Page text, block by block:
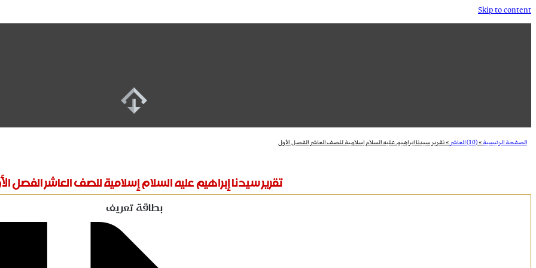
Skip to content
الصفحة الرئيسية»(10) العاشر »تقرير سيدنا إبراهيم عليه السلام إسلامية للصف العاشر الفصل الأول
تقرير سيدنا إبراهيم عليه السلام إسلامية للصف العاشر الفصل
بطاقة تعريف